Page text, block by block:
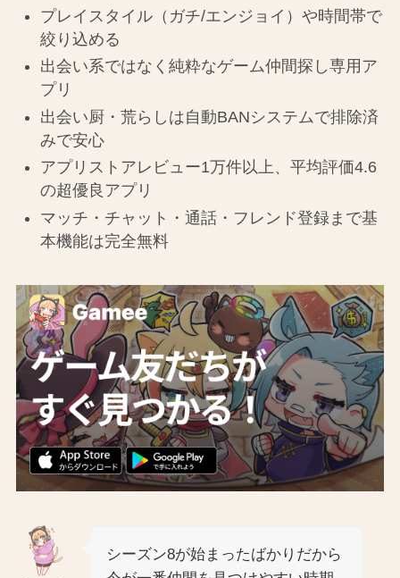
プレイスタイル（ガチ/エンジョイ）や時間帯で
絞り込める
出会い系ではなく純粋なゲーム仲間探し専用ア
プリ
出会い厨・荒らしは自動BANシステムで排除済
みで安心
アプリストアレビュー1万件以上、平均評価4.6
の超優良アプリ
マッチ・チャット・通話・フレンド登録まで基
本機能は完全無料
シーズン8が始まったばかりだから